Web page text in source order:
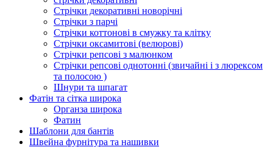
Стрічки декоративні новорічні
Стрічки з парчі
Стрічки коттонові в смужку та клітку
Стрічки оксамитові (велюрові)
Стрічки репсові з малюнком
Стрічки репсові однотонні (звичайні і з люрексом
та полосою )
Шнури та шпагат
Фатін та сітка широка
Органза широка
Фатин
Шаблони для бантів
Швейна фурнітура та нашивки